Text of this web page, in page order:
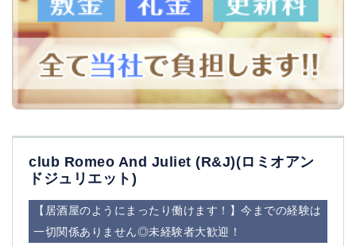
club Romeo And Juliet (R&J)(ロミオアン
ドジュリエット)
【居酒屋のようにまったり働けます！】今までの経験は
一切関係ありません◎未経験者大歓迎！